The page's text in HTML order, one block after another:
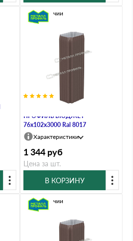
ПРОФИЛЬ БЮДЖЕТ
76х102х3000 Ral 8017
В наличии
Характеристики
1 344 руб
Цена за шт.
В КОРЗИНУ
В наличии